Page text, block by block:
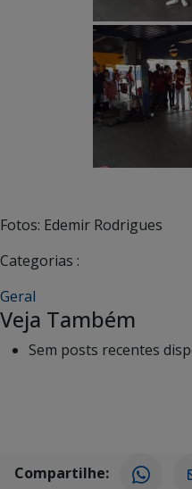
Fotos: Edemir Rodrigues
Categorias :
Geral
Veja Também
Sem posts recentes
Compartilhe: